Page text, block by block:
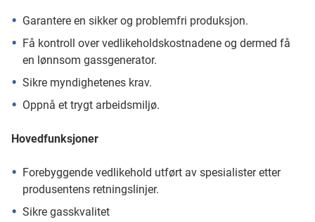
Garantere en sikker og problemfri produksjon.
Få kontroll over vedlikeholdskostnadene og dermed få
en lønnsom gassgenerator.
Sikre myndighetenes krav.
Oppnå et trygt arbeidsmiljø.
Hovedfunksjoner
Forebyggende vedlikehold utført av spesialister etter
produsentens retningslinjer.
Sikre gasskvalitet